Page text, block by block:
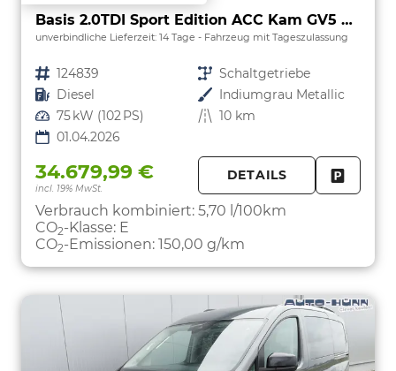
Basis 2.0TDI Sport Edition ACC Kam GV5 App AHK Reling
unverbindliche Lieferzeit: 14 Tage Fahrzeug mit Tageszulassung
Fahrzeugnr. 124839 Getriebe Schaltgetriebe
Kraftstoff Diesel Außenfarbe Indiumgrau Metallic
Leistung 75 kW (102 PS) Kilometerstand 10 km
01.04.2026
34.679,99 €
incl. 19% MwSt.
DETAILS
Verbrauch kombiniert: 5,70 l/100km
CO2-Klasse: E
CO2-Emissionen: 150,00 g/km